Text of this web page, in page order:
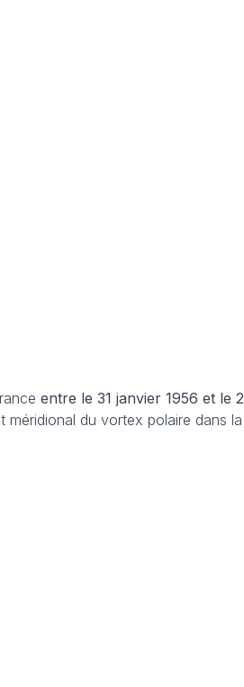
entre le 31 janvier 1956 et le 2
méridional du vortex polaire dans la